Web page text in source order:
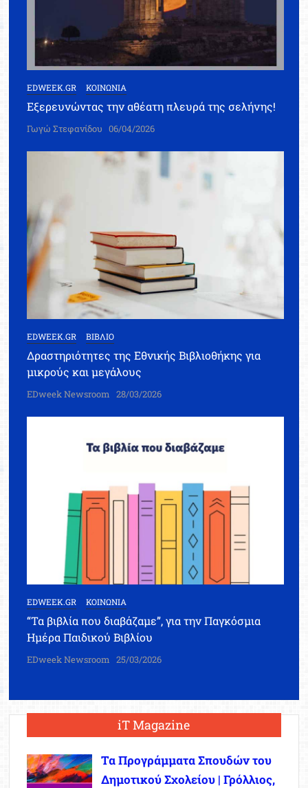
EDWEEK.GR ΚΟΙΝΩΝΙΑ
Εξερευνώντας την αθέατη πλευρά της σελήνης!
Γωγώ Στεφανίδου 06/04/2026
EDWEEK.GR ΒΙΒΛΙΟ
Δραστηριότητες της Εθνικής Βιβλιοθήκης για
μικρούς και μεγάλους
EDweek Newsroom 28/03/2026
EDWEEK.GR ΚΟΙΝΩΝΙΑ
“Τα βιβλία που διαβάζαμε”, για την Παγκόσμια
Ημέρα Παιδικού Βιβλίου
EDweek Newsroom 25/03/2026
iT Magazine
Τα Προγράμματα Σπουδών του
Δημοτικού Σχολείου | Γρόλλιος,